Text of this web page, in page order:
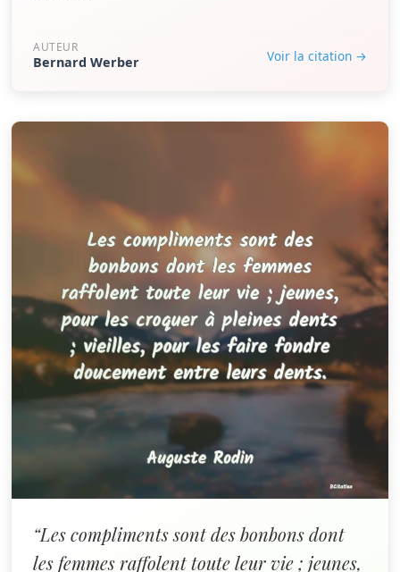
AUTEUR
Bernard Werber Voir la citation →
“Les compliments sont des bonbons dont
les femmes raffolent toute leur vie ; jeunes,